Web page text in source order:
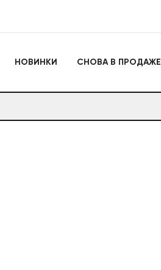
НОВИНКИ СНОВА В ПРОДАЖЕ
Настольные игры
Подарочные наборы
Слайм